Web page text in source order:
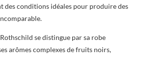
conditions idéales pour produire des
se distingue par sa robe
arômes complexes de fruits noirs,